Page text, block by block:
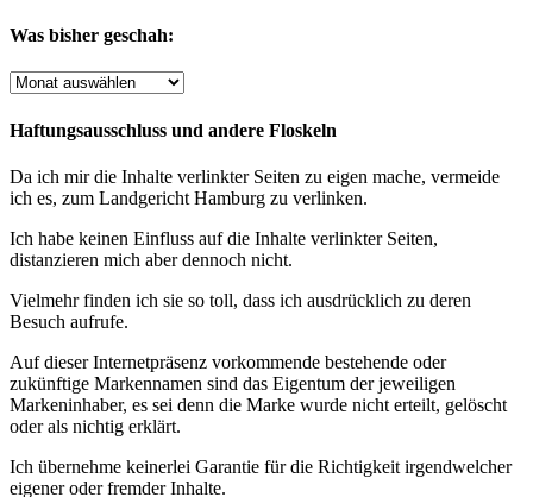
Was bisher geschah:
Was
geschah:
Haftungsausschluss und andere Floskeln
Da ich mir die Inhalte verlinkter Seiten zu eigen mache, vermeide
ich es, zum Landgericht Hamburg zu verlinken.
Ich habe keinen Einfluss auf die Inhalte verlinkter Seiten,
distanzieren mich aber dennoch nicht.
Vielmehr finden ich sie so toll, dass ich ausdrücklich zu deren
Besuch aufrufe.
Auf dieser Internetpräsenz vorkommende bestehende oder
zukünftige Markennamen sind das Eigentum der jeweiligen
Markeninhaber, es sei denn die Marke wurde nicht erteilt, gelöscht
oder als nichtig erklärt.
Ich übernehme keinerlei Garantie für die Richtigkeit irgendwelcher
eigener oder fremder Inhalte.